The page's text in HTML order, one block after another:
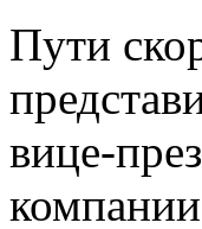
Пути
вице-